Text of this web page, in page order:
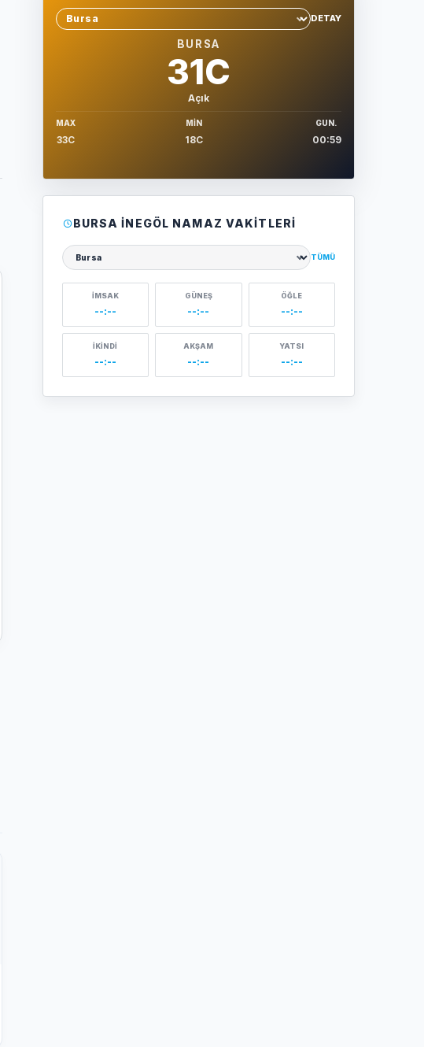
Sehir sec
DETAY
BURSA
31C
Açık
MAX
33C
MIN
18C
GUN.
00:59
BURSA İNEGÖL NAMAZ VAKITLERI
Şehir seçin
TÜMÜ
İMSAK
--:--
GÜNEŞ
--:--
ÖĞLE
--:--
İKINDI
--:--
AKŞAM
--:--
YATSI
--:--